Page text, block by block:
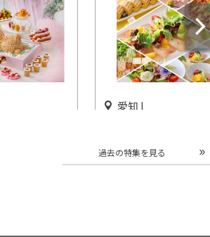
愛知 |
「貸切 ビアホール
実施
過去の特集を見る